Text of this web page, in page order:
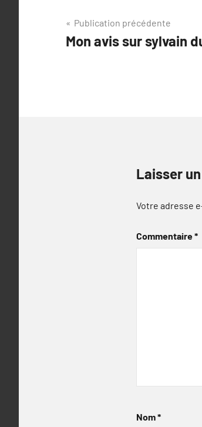
Navigation
de
Publication précédente
Mon avis sur sylvain
Laisser
Votre adresse
Commentaire*
Nom*